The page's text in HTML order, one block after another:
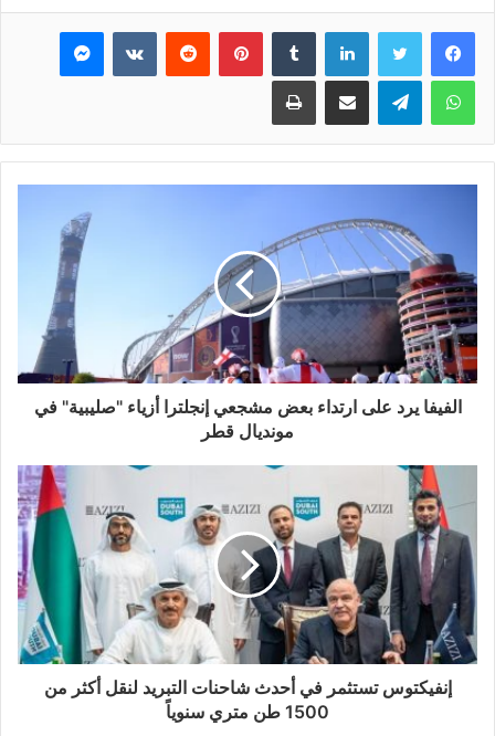
فيسبوك تويتر لينكدإن بينتيريست ماسنجر
واتساب تيلقرام مشاركة عبر البريد طباعة
الفيفا يرد على ارتداء بعض مشجعي إنجلترا أزياء "صليبية" في
مونديال قطر
إنفيكتوس تستثمر في أحدث شاحنات التبريد لنقل أكثر من
1500 طن متري سنوياً